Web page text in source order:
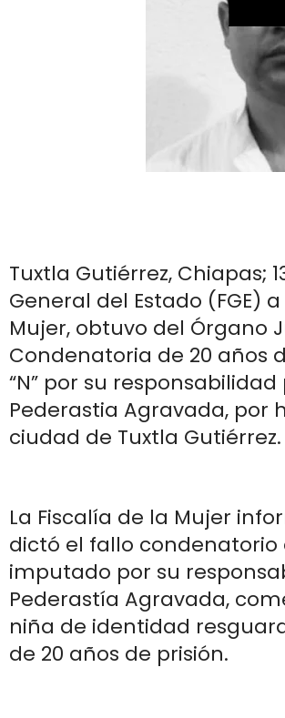
Tuxtla Gutiérrez, Chiapas;
General del Estado (FGE)
Mujer, obtuvo del Órgano
Condenatoria de 20 años
“N” por su
Pederastia Agravada, por
ciudad de Tuxtla Gutiérrez.
La Fiscalía de la Mujer
dictó el fallo
imputado por su
Pederastía Agravada,
niña de identidad
de 20 años de prisión.